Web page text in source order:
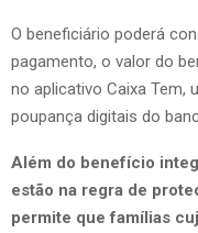
O beneficiário poderá
pagamento, o valor do
no aplicativo Caixa Tem,
poupança digitais do
Além do benefício
estão na regra de
permite que famílias